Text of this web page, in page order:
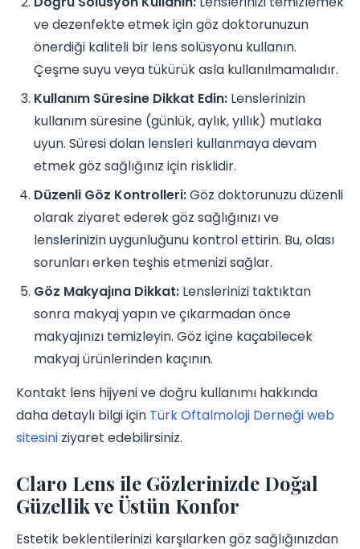
ve dezenfekte etmek için göz doktorunuzun
önerdiği kaliteli bir lens solüsyonu kullanın.
Çeşme suyu veya tükürük asla kullanılmamalıdır.
Kullanım Süresine Dikkat Edin: Lenslerinizin
kullanım süresine (günlük, aylık, yıllık) mutlaka
uyun. Süresi dolan lensleri kullanmaya devam
etmek göz sağlığınız için risklidir.
Düzenli Göz Kontrolleri:Göz doktorunuzu düzenli
olarak ziyaret ederek göz sağlığınızı ve
lenslerinizin uygunluğunu kontrol ettirin. Bu, olası
sorunları erken teşhis etmenizi sağlar.
Göz Makyajına Dikkat: Lenslerinizi taktıktan
sonra makyaj yapın ve çıkarmadan önce
makyajınızı temizleyin. Göz içine kaçabilecek
makyaj ürünlerinden kaçının.
Kontakt lens hijyeni ve doğru kullanımı hakkında
daha detaylı bilgi için Türk Oftalmoloji Derneği web
sitesini ziyaret edebilirsiniz.
Claro Lens ile Gözlerinizde Doğal
Güzellik ve Üstün Konfor
Estetik beklentilerinizi karşılarken göz sağlığınızdan